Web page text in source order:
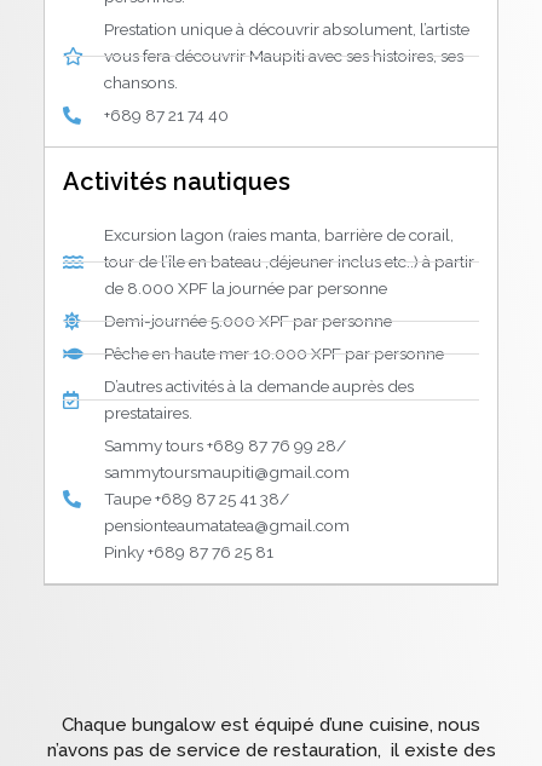
Prestation unique à découvrir absolument, l’artiste
vous fera découvrir Maupiti avec ses histoires, ses
chansons.
+689 87 21 74 40
Activités nautiques
Excursion lagon (raies manta, barrière de corail,
tour de l’île en bateau ,déjeuner inclus etc..) à partir
de 8.000 XPF la journée par personne
Demi-journée 5.000 XPF par personne
Pêche en haute mer 10.000 XPF par personne
D’autres activités à la demande auprès des
prestataires.
Sammy tours +689 87 76 99 28/
sammytoursmaupiti@gmail.com
Taupe +689 87 25 41 38/
pensionteaumatatea@gmail.com
Pinky +689 87 76 25 81
Chaque bungalow est équipé d’une cuisine, nous
n’avons pas de service de restauration, il existe des